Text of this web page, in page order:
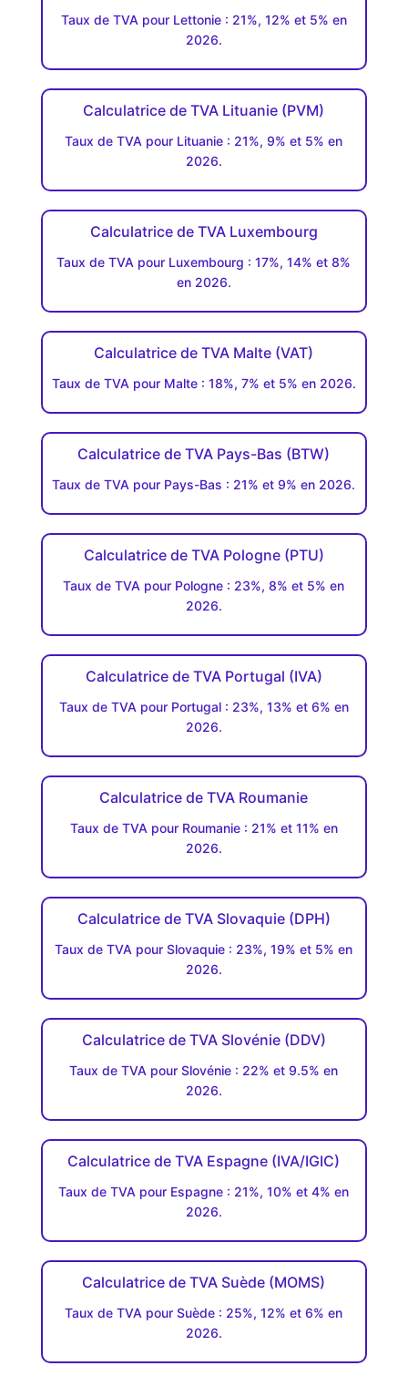
Taux de TVA pour Lettonie : 21%, 12% et 5% en
2026.
Calculatrice de TVA Lituanie (PVM)
Taux de TVA pour Lituanie : 21%, 9% et 5% en
2026.
Calculatrice de TVA Luxembourg
Taux de TVA pour Luxembourg : 17%, 14% et 8%
en 2026.
Calculatrice de TVA Malte (VAT)
Taux de TVA pour Malte : 18%, 7% et 5% en 2026.
Calculatrice de TVA Pays-Bas (BTW)
Taux de TVA pour Pays-Bas : 21% et 9% en 2026.
Calculatrice de TVA Pologne (PTU)
Taux de TVA pour Pologne : 23%, 8% et 5% en
2026.
Calculatrice de TVA Portugal (IVA)
Taux de TVA pour Portugal : 23%, 13% et 6% en
2026.
Calculatrice de TVA Roumanie
Taux de TVA pour Roumanie : 21% et 11% en
2026.
Calculatrice de TVA Slovaquie (DPH)
Taux de TVA pour Slovaquie : 23%, 19% et 5% en
2026.
Calculatrice de TVA Slovénie (DDV)
Taux de TVA pour Slovénie : 22% et 9.5% en
2026.
Calculatrice de TVA Espagne (IVA/IGIC)
Taux de TVA pour Espagne : 21%, 10% et 4% en
2026.
Calculatrice de TVA Suède (MOMS)
Taux de TVA pour Suède : 25%, 12% et 6% en
2026.